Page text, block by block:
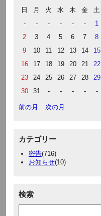
日 月 火 水 木 金
土
-
- - - - -
1
2
3 4 5 6 7
8
9
10 11 12 13 14
15
16
17 18 19 20 21
22
23
24 25 26 27 28
29
30
31 - - - - -
前の月 次の月
カテゴリー
密告(716)
お知らせ(10)
検索